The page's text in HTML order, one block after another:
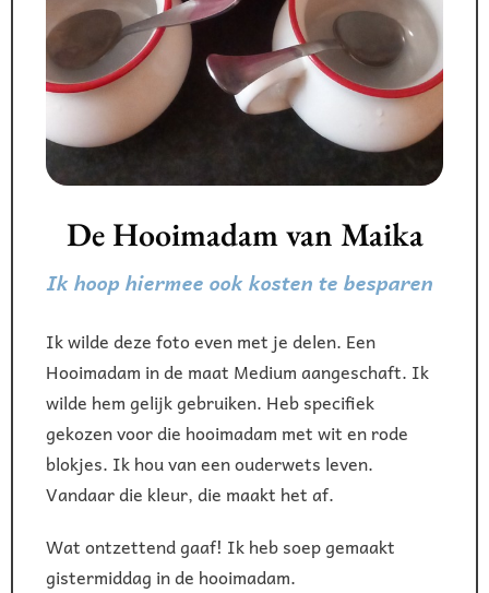
De Hooimadam van Maika
Ik hoop hiermee ook kosten te besparen
Ik wilde deze foto even met je delen. Een
Hooimadam in de maat Medium aangeschaft. Ik
wilde hem gelijk gebruiken. Heb specifiek
gekozen voor die hooimadam met wit en rode
blokjes. Ik hou van een ouderwets leven.
Vandaar die kleur, die maakt het af.
Wat ontzettend gaaf! Ik heb soep gemaakt
gistermiddag in de hooimadam.